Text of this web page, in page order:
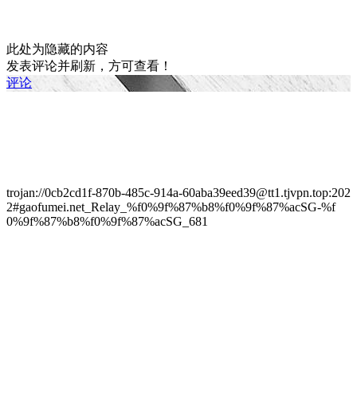
此处为隐藏的内容
发表评论并刷新，方可查看！
评论
trojan://0cb2cd1f-870b-485c-914a-60aba39eed39@tt1.tjvpn.top:202
2#gaofumei.net_Relay_%f0%9f%87%b8%f0%9f%87%acSG-%f
0%9f%87%b8%f0%9f%87%acSG_681